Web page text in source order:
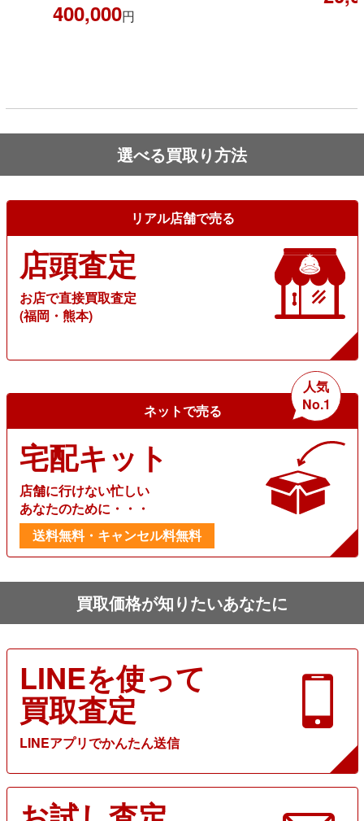
400,000円
選べる買取り方法
リアル店舗で売る
店頭査定
お店で直接買取査定
(福岡・熊本)
ネットで売る
人気
No.1
宅配キット
店舗に行けない忙しい
あなたのために・・・
送料無料・キャンセル料無料
買取価格が知りたいあなたに
LINEを使って
買取査定
LINEアプリでかんたん送信